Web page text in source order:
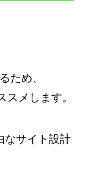
ため、
スメします。
なサイト設計